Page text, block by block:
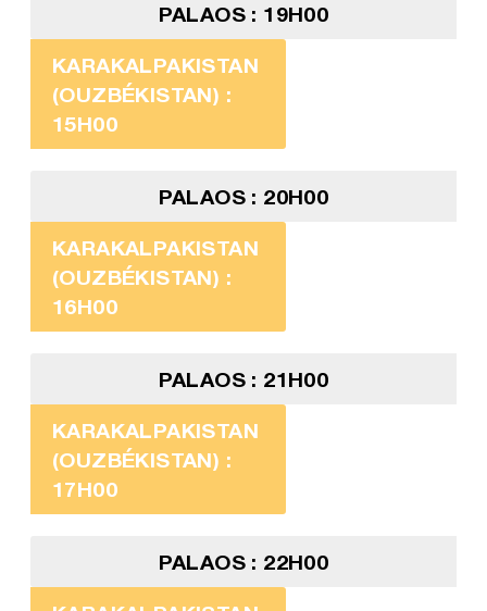
PALAOS : 19H00
KARAKALPAKISTAN
(OUZBÉKISTAN) :
15H00
PALAOS : 20H00
KARAKALPAKISTAN
(OUZBÉKISTAN) :
16H00
PALAOS : 21H00
KARAKALPAKISTAN
(OUZBÉKISTAN) :
17H00
PALAOS : 22H00